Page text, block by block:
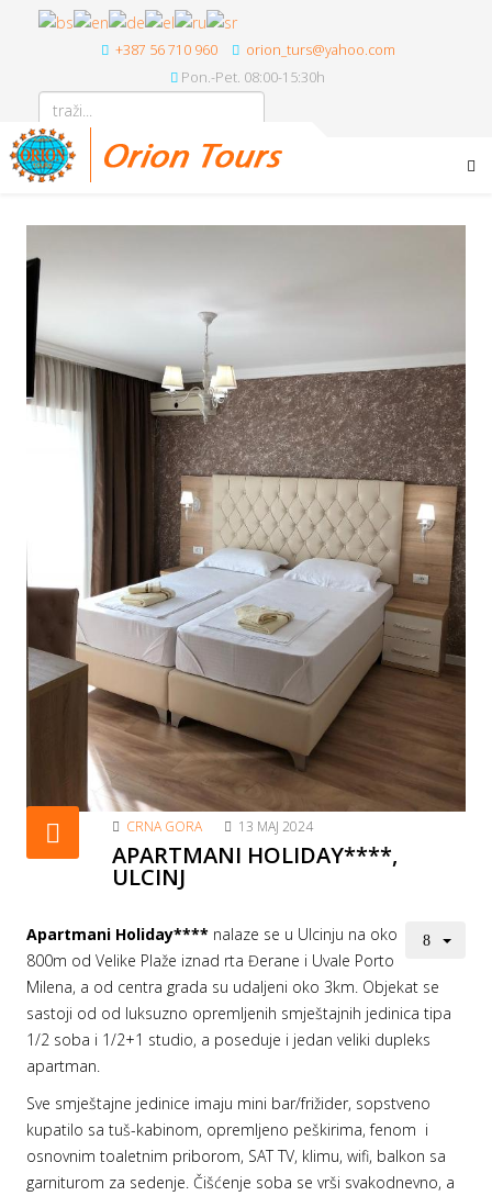
+387 56 710 960
orion_turs@yahoo.com
Pon.-Pet. 08:00-15:30h
CRNA GORA 13 MAJ 2024
APARTMANI HOLIDAY****,
ULCINJ
Apartmani Holiday**** nalaze se u Ulcinju na oko
800m od Velike Plaže iznad rta Đerane i Uvale Porto
Milena, a od centra grada su udaljeni oko 3km. Objekat se
sastoji od od luksuzno opremljenih smještajnih jedinica tipa
1/2 soba i 1/2+1 studio, a poseduje i jedan veliki dupleks
apartman.
Sve smještajne jedinice imaju mini bar/frižider, sopstveno
kupatilo sa tuš-kabinom, opremljeno peškirima, fenom i
osnovnim toaletnim priborom, SAT TV, klimu, wifi, balkon sa
garniturom za sedenje. Čišćenje soba se vrši svakodnevno, a